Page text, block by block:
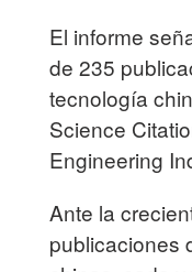
El informe
de 235
tecnología
Science
Engineering
Ante la
publicaciones